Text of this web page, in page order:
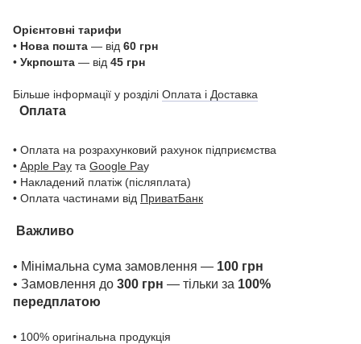
Орієнтовні тарифи
• Нова пошта — від 60 грн
• Укрпошта — від 45 грн
Більше інформації у розділі Оплата і Доставка
Оплата
• Оплата на розрахунковий рахунок підприємства
• Apple Pay та Google Pay
• Накладений платіж (післяплата)
• Оплата частинами від ПриватБанк
Важливо
• Мінімальна сума замовлення — 100 грн
• Замовлення до 300 грн — тільки за 100%
передплатою
• 100% оригінальна продукція